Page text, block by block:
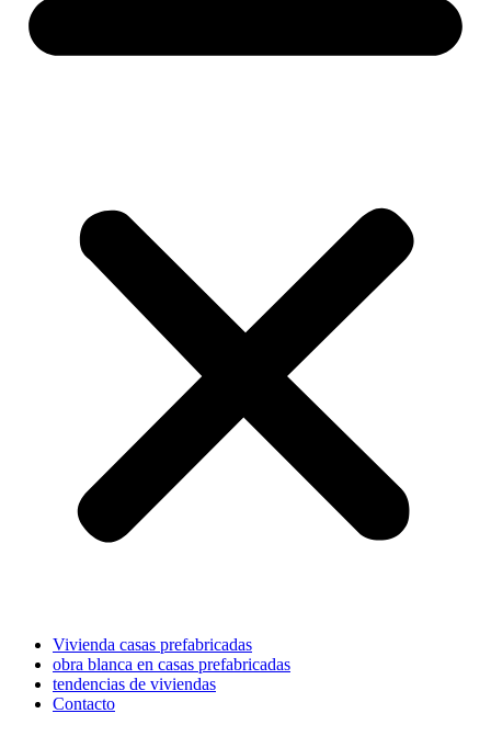
Vivienda casas prefabricadas
obra blanca en casas prefabricadas
tendencias de viviendas
Contacto